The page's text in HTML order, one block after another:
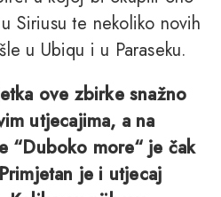
Siriusu te nekoliko novih
u Ubiqu i u Paraseku.
ove zbirke snažno
utjecajima, a na
“Duboko more“ je čak
je i utjecaj